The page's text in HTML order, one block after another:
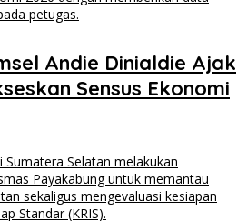
Andie Dinialdie Ajak
Sensus Ekonomi